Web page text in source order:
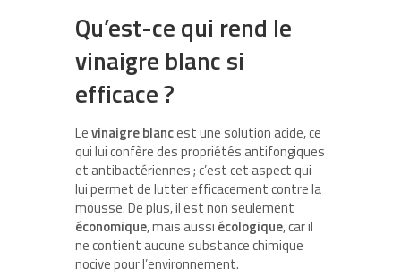
Qu’est-ce qui rend le
vinaigre blanc si
efficace ?
Levinaigre blancest une solution acide, ce
qui lui confère des propriétés antifongiques
et antibactériennes ; c’est cet aspect qui
lui permet de lutter efficacement contre la
mousse. De plus, il est non seulement
économique, mais aussi écologique, car il
ne contient aucune substance chimique
nocive pour l’environnement.